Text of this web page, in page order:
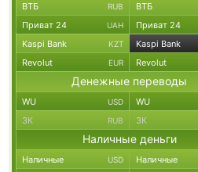
ВТБ RUB ВТБ
Приват 24 UAH Приват 24
Kaspi Bank KZT Kaspi Bank
Revolut EUR Revolut
Денежные переводы
WU USD WU
ЗК RUB ЗК
Наличные деньги
Наличные USD Наличные